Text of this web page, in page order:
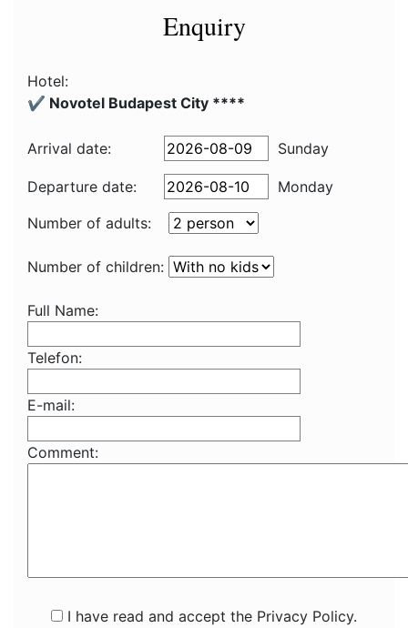
Enquiry
Hotel:
✔️ Novotel Budapest City ****
Arrival date: Sunday
Departure date:
Monday
Number of adults:
Number of children:
Full Name:
Telefon:
E-mail:
Comment:
I have read and accept the Privacy Policy.